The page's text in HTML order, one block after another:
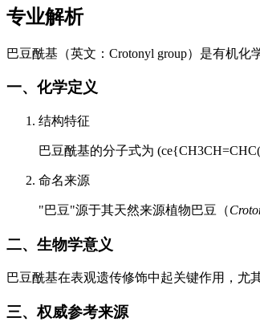
专业解析
巴豆酰基（英文：Crotonyl group）是有机
一、化学定义
结构特征
巴豆酰基的分子式为
命名来源
"巴豆"源于其天然来源植物巴豆（
二、生物学意义
巴豆酰基在表观遗传修饰中起关键作用，尤
三、权威参考来源